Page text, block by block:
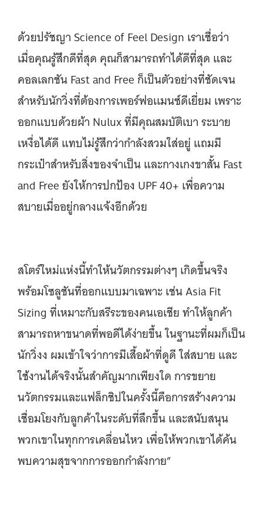
ด้วยปรัชญา Science of Feel Design เราเชื่อว่า
เมื่อคุณรู้สึกดีที่สุด คุณก็สามารถทำได้ดีที่สุด และ
คอลเลกชัน Fast and Free ก็เป็นตัวอย่างที่ชัดเจน
สำหรับนักวิ่งที่ต้องการเพอร์ฟอเเมนซ์ดีเยี่ยม เพราะ
ออกแบบด้วยผ้า Nulux ที่มีคุณสมบัติเบา ระบาย
เหงื่อได้ดี แทบไม่รู้สึกว่ากำลังสวมใส่อยู่ แถมมี
กระเป๋าสำหรับสิ่งของจำเป็น และกางเกงขาสั้น Fast
and Free ยังให้การปกป้อง UPF 40+ เพื่อความ
สบายเมื่ออยู่กลางแจ้งอีกด้วย
สโตร์ใหม่แห่งนี้ทำให้นวัตกรรมต่างๆ เกิดขึ้นจริง
พร้อมโซลูชันที่ออกแบบมาเฉพาะ เช่น Asia Fit
Sizing ที่เหมาะกับสรีระของคนเอเชีย ทำให้ลูกค้า
สามารถหาขนาดที่พอดีได้ง่ายขึ้น ในฐานะที่ผมก็เป็น
นักวิ่งง ผมเข้าใจว่าการมีเสื้อผ้าที่ดูดี ใส่สบาย และ
ใช้งานได้จริงนั้นสำคัญมากเพียงใด การขยาย
นวัตกรรมและแฟล็กชิปในครั้งนี้คือการสร้างความ
เชื่อมโยงกับลูกค้าในระดับที่ลึกขึ้น และสนับสนุน
พวกเขาในทุกการเคลื่อนไหว เพื่อให้พวกเขาได้ค้น
พบความสุขจากการออกกำลังกาย”